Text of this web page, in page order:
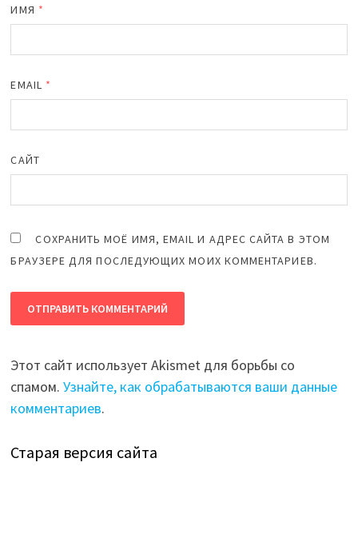
ИМЯ *
EMAIL *
САЙТ
СОХРАНИТЬ МОЁ ИМЯ, EMAIL И АДРЕС САЙТА В ЭТОМ
БРАУЗЕРЕ ДЛЯ ПОСЛЕДУЮЩИХ МОИХ КОММЕНТАРИЕВ.
Этот сайт использует Akismet для борьбы со
спамом.Узнайте, как обрабатываются ваши данные
комментариев.
Старая версия сайта